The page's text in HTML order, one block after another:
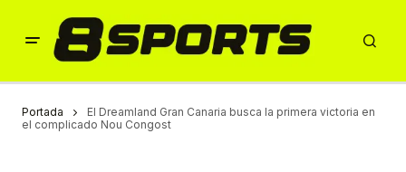
Portada
El Dreamland Gran Canaria busca la primera victoria en
el complicado Nou Congost